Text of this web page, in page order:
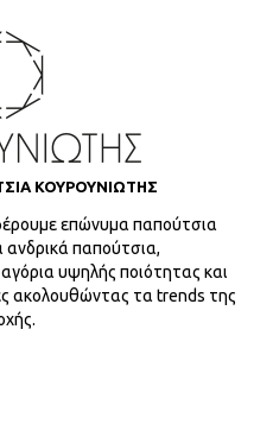
ΚΟΥΡΟΥΝΙΩΤΗΣ
επώνυμα παπούτσια
ανδρικά παπούτσια,
υψηλής ποιότητας και
ακολουθώντας τα trends της